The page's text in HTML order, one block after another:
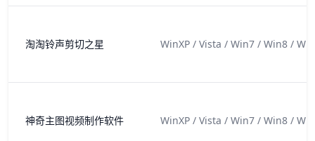
淘淘铃声剪切之星 WinXP / Vista / Win7 / Win8 /
神奇主图视频制作软件 WinXP / Vista / Win7 / Win8 /